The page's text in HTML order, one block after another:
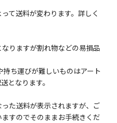
て送料が変わります。詳しく
りますが割れ物などの易損品
ち運びが難しいものはアート
となります。
た送料が表示されますが、ご
すのでそのままお手続きくだ